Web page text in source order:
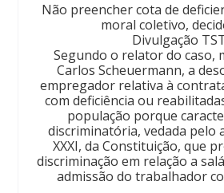
Não preencher cota de
moral coletivo,
Divulgação
Segundo o relator do caso,
Carlos Scheuermann, a
empregador relativa à
com deficiência ou
população porque
discriminatória, vedada pelo
XXXI, da Constituição, que
discriminação em relação a
admissão do trabalhador